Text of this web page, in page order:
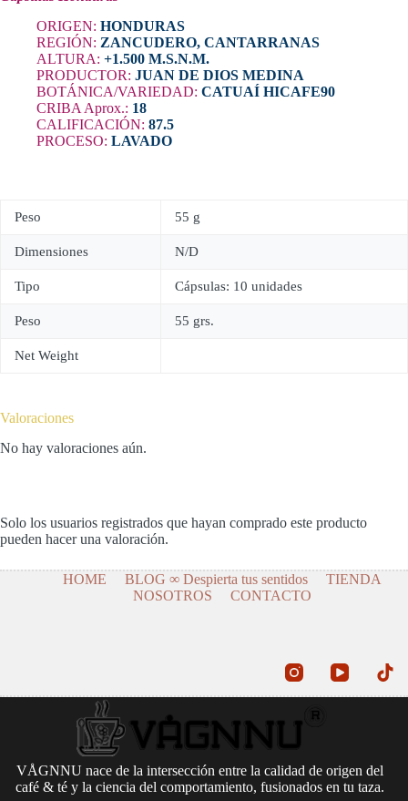
ORIGEN: HONDURAS
REGIÓN: ZANCUDERO, CANTARRANAS
ALTURA: +1.500 M.S.N.M.
PRODUCTOR: JUAN DE DIOS MEDINA
BOTÁNICA/VARIEDAD: CATUAÍ HICAFE90
CRIBA Aprox.: 18
CALIFICACIÓN: 87.5
PROCESO: LAVADO
Peso 55 g
Dimensiones N/D
Tipo Cápsulas: 10 unidades
Peso 55 grs.
Net Weight
Valoraciones
No hay valoraciones aún.
Solo los usuarios registrados que hayan comprado este producto
pueden hacer una valoración.
HOME BLOG ∞ Despierta tus sentidos
TIENDA
NOSOTROS
CONTACTO
VÅGNNU nace de la intersección entre la calidad de origen del
café & té y la ciencia del comportamiento, fusionados en tu taza.